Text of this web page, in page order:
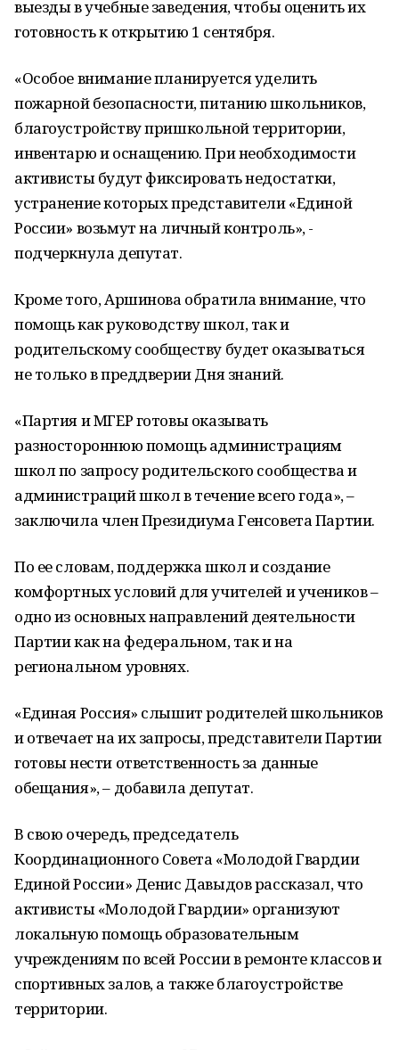
выезды в учебные заведения, чтобы оценить их
готовность к открытию 1 сентября.
«Особое внимание планируется уделить
пожарной безопасности, питанию школьников,
благоустройству пришкольной территории,
инвентарю и оснащению. При необходимости
активисты будут фиксировать недостатки,
устранение которых представители «Единой
России» возьмут на личный контроль», -
подчеркнула депутат.
Кроме того, Аршинова обратила внимание, что
помощь как руководству школ, так и
родительскому сообществу будет оказываться
не только в преддверии Дня знаний.
«Партия и МГЕР готовы оказывать
разностороннюю помощь администрациям
школ по запросу родительского сообщества и
администраций школ в течение всего года», –
заключила член Президиума Генсовета Партии.
По ее словам, поддержка школ и создание
комфортных условий для учителей и учеников –
одно из основных направлений деятельности
Партии как на федеральном, так и на
региональном уровнях.
«Единая Россия» слышит родителей школьников
и отвечает на их запросы, представители Партии
готовы нести ответственность за данные
обещания», – добавила депутат.
В свою очередь, председатель
Координационного Совета «Молодой Гвардии
Единой России» Денис Давыдов рассказал, что
активисты «Молодой Гвардии» организуют
локальную помощь образовательным
учреждениям по всей России в ремонте классов и
спортивных залов, а также благоустройстве
территории.